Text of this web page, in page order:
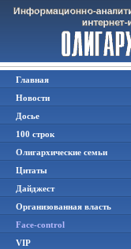
Главная
Новости
Досье
100 строк
Олигархические семьи
Цитаты
Дайджест
Организованная власть
Face-control
VIP